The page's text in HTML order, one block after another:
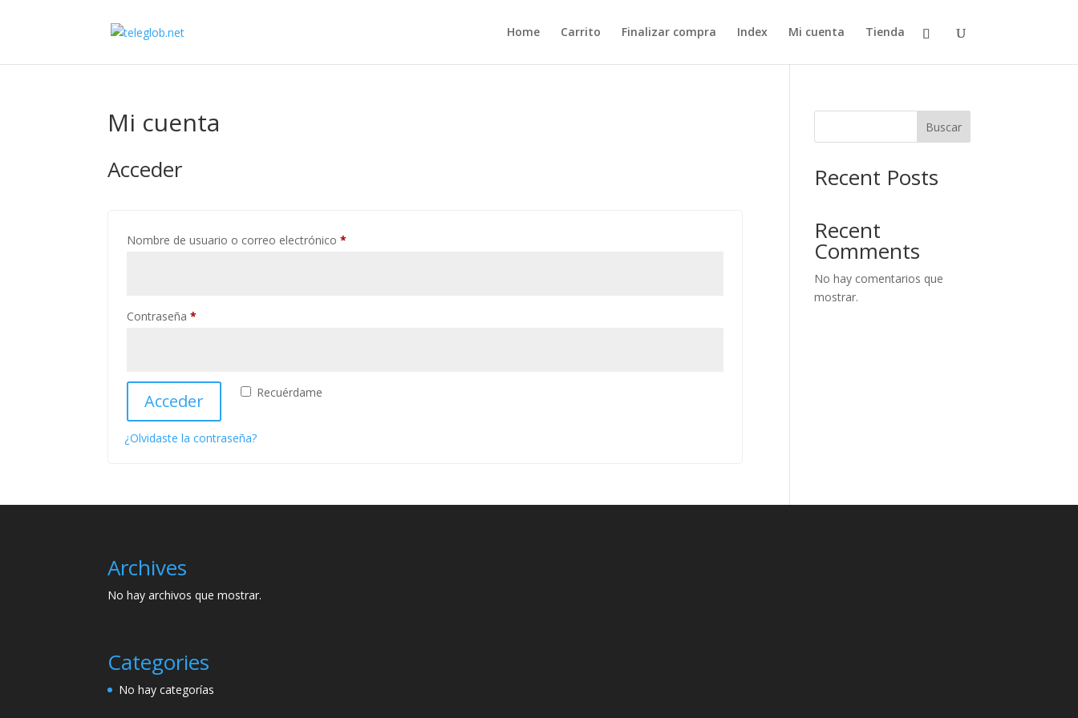
Home Carrito Finalizar compra Index Mi cuenta Tienda
Mi cuenta
Acceder
Nombre de usuario o correo electrónico*
Contraseña*
Recuérdame
Acceder
¿Olvidaste la contraseña?
Buscar
Recent Posts
Recent
Comments
No hay comentarios que
mostrar.
Archives
No hay archivos que mostrar.
Categories
No hay categorías